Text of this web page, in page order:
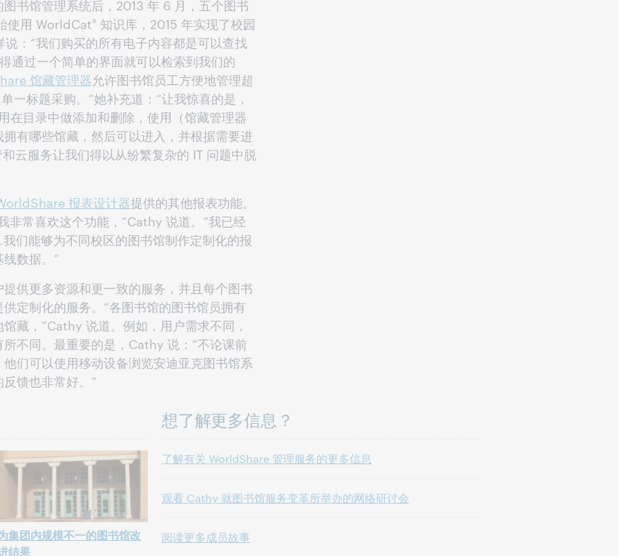
书馆管理系统后，2013 年 6 月，五个图书
使用 WorldCat® 知识库，2015 年实现了校园
：“我们购买的所有电子内容都是可以查找
通过一个简单的界面就可以检索到我们的
馆藏管理器允许图书馆员工方便地管理超
一标题采购。”她补充道：“让我惊喜的是，
在目录中做添加和删除，使用（馆藏管理器
有哪些馆藏，然后可以进入，并根据需要进
云服务让我们得以从纷繁复杂的 IT 问题中脱
报表设计器提供的其他报表功能。
非常喜欢这个功能，”Cathy 说道。“我已经
们能够为不同校区的图书馆制作定制化的报
数据。”
供更多资源和更一致的服务，并且每个图书
定制化的服务。“各图书馆的图书馆员拥有
藏，”Cathy 说道。例如，用户需求不同，
不同。最重要的是，Cathy 说：“不论课前
们可以使用移动设备浏览安迪亚克图书馆系
馈也非常好。”
集团内规模不一的图书馆改
结果
想了解更多信息？
了解有关 WorldShare 管理服务的更多信息
观看 Cathy 就图书馆服务变革所举办的网络研讨会
阅读更多成员故事